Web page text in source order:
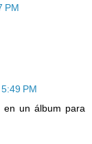
PM
PM
en un álbum para